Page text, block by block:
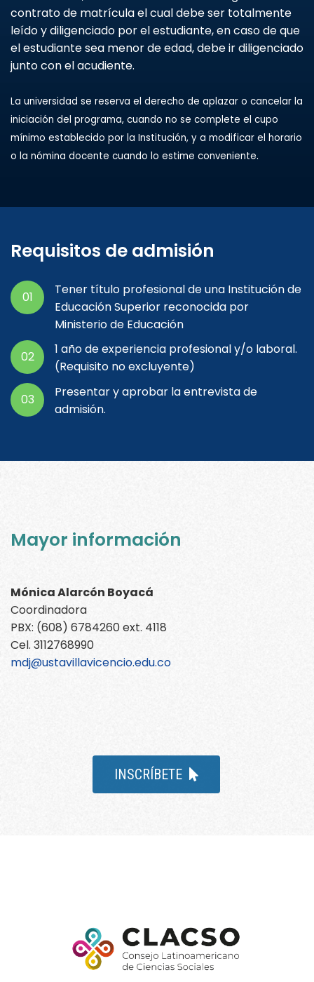
contrato de matrícula el cual debe ser totalmente
leído y diligenciado por el estudiante, en caso de que
el estudiante sea menor de edad, debe ir diligenciado
junto con el acudiente.
La universidad se reserva el derecho de aplazar o cancelar la
iniciación del programa, cuando no se complete el cupo
mínimo establecido por la Institución, y a modificar el horario
o la nómina docente cuando lo estime conveniente.
Requisitos de admisión
01
Tener título profesional de una Institución de
Educación Superior reconocida por
Ministerio de Educación
02
1 año de experiencia profesional y/o laboral.
(Requisito no excluyente)
03
Presentar y aprobar la entrevista de
admisión.
Mayor información
Mónica Alarcón Boyacá
Coordinadora
PBX: (608) 6784260 ext. 4118
Cel. 3112768990
mdj@ustavillavicencio.edu.co
INSCRÍBETE